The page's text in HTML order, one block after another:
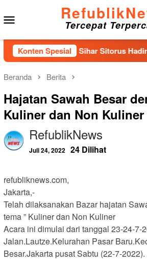
ke
konten
Tercepat
Konten Spesial
IX DPR RI Sihar Sitorus Hadiri
Beranda Berita
Hajatan Sawah Besar
Kuliner dan Non Kuliner
RefublikNews
Juli 24, 2022 24 Dilihat
refubliknews.com,
Jakarta,-
Telah dilaksanakan Bazar hajatan
tema ” Kuliner dan Non Kuliner
Acara ini dimulai dari tanggal 23-24-7-
Jalan.Lautze.Kelurahan Pasar
Besar.Jakarta pusat Sabtu (22-7-2022).